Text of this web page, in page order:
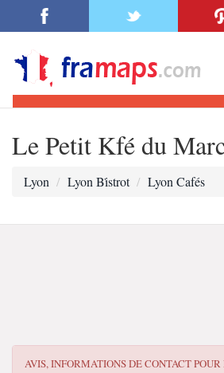
Le Petit Kfé du
Lyon Lyon Bi̇strot Lyon Cafés
AVIS, INFORMATIONS DE CONTACT POUR